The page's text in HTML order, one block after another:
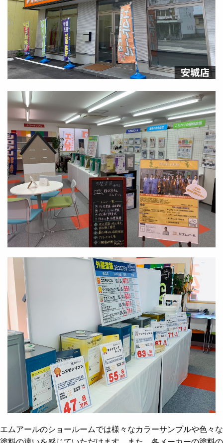
エムアールのショールームでは様々なカラーサンプルや色々な